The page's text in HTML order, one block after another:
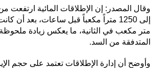
متر مكعب في الثانية، ما يعكس زيادة
المتدفقة من السد.
وأوضح أن إدارة الإطلاقات تعتمد على حجم